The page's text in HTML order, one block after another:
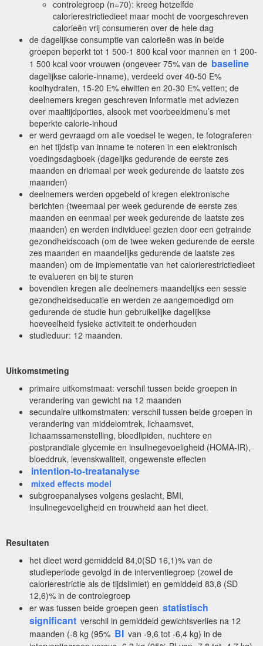
controlegroep (n=70): kreeg hetzelfde
calorierestrictiedieet maar mocht de voorgeschreven
calorieën vrij consumeren over de hele dag
de dagelijkse consumptie van calorieën was in beide
groepen beperkt tot 1 500-1 800 kcal voor mannen en 1 200-
1 500 kcal voor vrouwen (ongeveer 75% van de baseline
dagelijkse calorie-inname), verdeeld over 40-50 E%
koolhydraten, 15-20 E% eiwitten en 20-30 E% vetten; de
deelnemers kregen geschreven informatie met adviezen
over maaltijdporties, alsook met voorbeeldmenu’s met
beperkte calorie-inhoud
er werd gevraagd om alle voedsel te wegen, te fotograferen
en het tijdstip van inname te noteren in een elektronisch
voedingsdagboek (dagelijks gedurende de eerste zes
maanden en driemaal per week gedurende de laatste zes
maanden)
deelnemers werden opgebeld of kregen elektronische
berichten (tweemaal per week gedurende de eerste zes
maanden en eenmaal per week gedurende de laatste zes
maanden) en werden individueel gezien door een getrainde
gezondheidscoach (om de twee weken gedurende de eerste
zes maanden en maandelijks gedurende de laatste zes
maanden) om de implementatie van het calorierestrictiedieet
te evalueren en bij te sturen
bovendien kregen alle deelnemers maandelijks een sessie
gezondheidseducatie en werden ze aangemoedigd om
gedurende de studie hun gebruikelijke dagelijkse
hoeveelheid fysieke activiteit te onderhouden
studieduur: 12 maanden.
Uitkomstmeting
primaire uitkomstmaat: verschil tussen beide groepen in
verandering van gewicht na 12 maanden
secundaire uitkomstmaten: verschil tussen beide groepen in
verandering van middelomtrek, lichaamsvet,
lichaamssamenstelling, bloedlipiden, nuchtere en
postprandiale glycemie en insulinegevoeligheid (HOMA-IR),
bloeddruk, levenskwaliteit, ongewenste effecten
intention-to-treatanalyse
mixed effects model
subgroepanalyses volgens geslacht, BMI,
insulinegevoeligheid en trouwheid aan het dieet.
Resultaten
het dieet werd gemiddeld 84,0(SD 16,1)% van de
studieperiode gevolgd in de interventiegroep (zowel de
calorierestrictie als de tijdslimiet) en gemiddeld 83,8 (SD
12,6)% in de controlegroep
er was tussen beide groepen geen statistisch
significant verschil in gemiddeld gewichtsverlies na 12
maanden (-8 kg (95% BI van -9,6 tot -6,4 kg) in de